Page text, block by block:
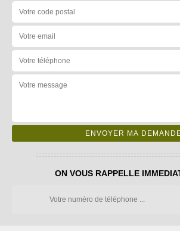
ON VOUS RAPPELLE